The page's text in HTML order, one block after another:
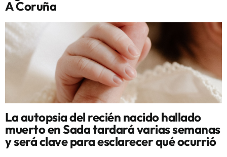
A Coruña
La autopsia del recién nacido hallado
muerto en Sada tardará varias semanas
y será clave para esclarecer qué ocurrió